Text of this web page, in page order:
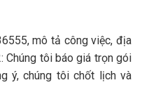
mô tả công việc, địa
Chúng tôi báo giá trọn gói
ý, chúng tôi chốt lịch và